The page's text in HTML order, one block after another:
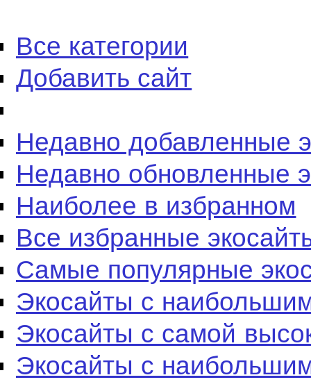
Все категории
Добавить сайт
Недавно добавленные
Недавно обновленные
Наиболее в избранном
Все избранные
Самые популярные
Экосайты с
Экосайты с самой
Экосайты с